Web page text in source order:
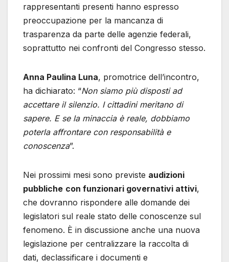
rappresentanti presenti hanno espresso
preoccupazione per la mancanza di
trasparenza da parte delle agenzie federali,
soprattutto nei confronti del Congresso stesso.
Anna Paulina Luna, promotrice dell’incontro,
ha dichiarato: “Non siamo più disposti ad
accettare il silenzio. I cittadini meritano di
sapere. E se la minaccia è reale, dobbiamo
poterla affrontare con responsabilità e
conoscenza”.
Nei prossimi mesi sono previste audizioni
pubbliche con funzionari governativi attivi,
che dovranno rispondere alle domande dei
legislatori sul reale stato delle conoscenze sul
fenomeno. È in discussione anche una nuova
legislazione per centralizzare la raccolta di
dati, declassificare i documenti e